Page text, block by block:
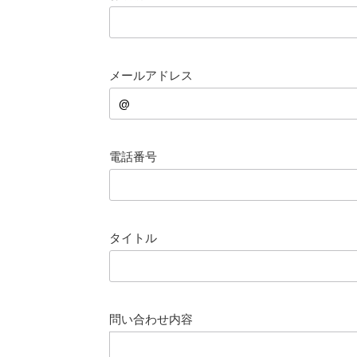
お知らせ 2025.11.19 年末年始の営業につ
メールアドレス
電話番号
タイトル
問い合わせ内容